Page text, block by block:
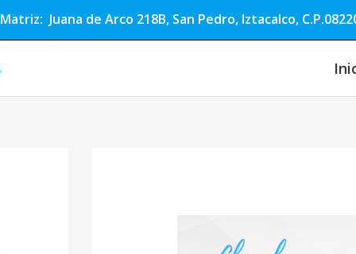
Matriz: Juana de Arco 218B, San Pedro, Iztacalco,